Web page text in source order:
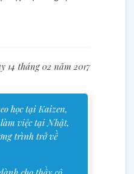
14 tháng 02 năm 2017
học tại Kaizen,
việc tại Nhật,
trình trở về